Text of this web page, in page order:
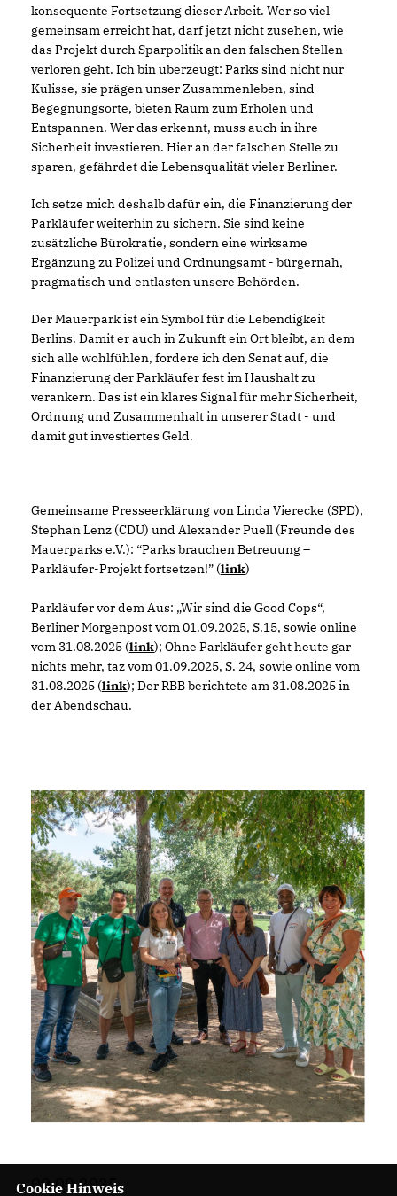
konsequente Fortsetzung dieser Arbeit. Wer so viel
gemeinsam erreicht hat, darf jetzt nicht zusehen, wie
das Projekt durch Sparpolitik an den falschen Stellen
verloren geht. Ich bin überzeugt: Parks sind nicht nur
Kulisse, sie prägen unser Zusammenleben, sind
Begegnungsorte, bieten Raum zum Erholen und
Entspannen. Wer das erkennt, muss auch in ihre
Sicherheit investieren. Hier an der falschen Stelle zu
sparen, gefährdet die Lebensqualität vieler Berliner.
Ich setze mich deshalb dafür ein, die Finanzierung der
Parkläufer weiterhin zu sichern. Sie sind keine
zusätzliche Bürokratie, sondern eine wirksame
Ergänzung zu Polizei und Ordnungsamt - bürgernah,
pragmatisch und entlasten unsere Behörden.
Der Mauerpark ist ein Symbol für die Lebendigkeit
Berlins. Damit er auch in Zukunft ein Ort bleibt, an dem
sich alle wohlfühlen, fordere ich den Senat auf, die
Finanzierung der Parkläufer fest im Haushalt zu
verankern. Das ist ein klares Signal für mehr Sicherheit,
Ordnung und Zusammenhalt in unserer Stadt - und
damit gut investiertes Geld.
Gemeinsame Presseerklärung von Linda Vierecke (SPD),
Stephan Lenz (CDU) und Alexander Puell (Freunde des
Mauerparks e.V.): “Parks brauchen Betreuung –
Parkläufer-Projekt fortsetzen!” (link)
Parkläufer vor dem Aus: „Wir sind die Good Cops“,
Berliner Morgenpost vom 01.09.2025, S.15, sowie online
vom 31.08.2025 (link); Ohne Parkläufer geht heute gar
nichts mehr, taz vom 01.09.2025, S. 24, sowie online vom
31.08.2025 (link); Der RBB berichtete am 31.08.2025 in
der Abendschau.
09.09.2025
Cookie Hinweis